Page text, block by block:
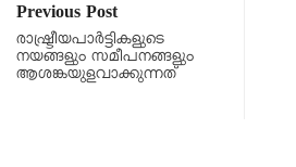
Previous Post
രാഷ്ട്രീയപാർട്ടികളുടെ
നയങ്ങളും സമീപനങ്ങളും
ആശങ്കയുളവാക്കുന്നത്